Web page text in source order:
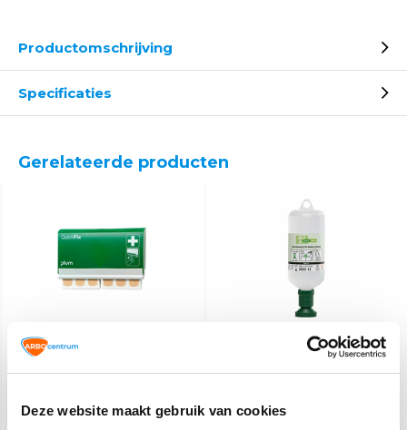
Deze website maakt gebruik van cookies
Productomschrijving
Specificaties
Gerelateerde producten
Plum QuickFix
Pleisterdispenser PE -
Waterresistant
30,60
Plum oogspoelfles
19,40